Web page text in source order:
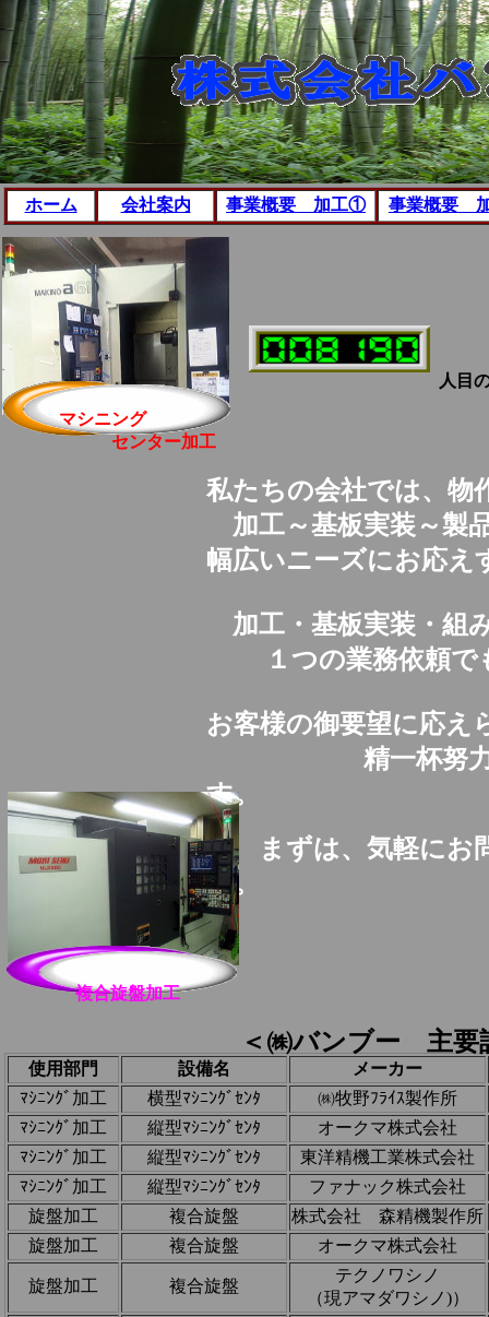
使用部門 設備名
メーカー
ﾏｼﾆﾝｸﾞ加工
横型ﾏｼﾆﾝｸﾞｾﾝﾀ
㈱牧野ﾌﾗｲｽ製作所
ﾏｼﾆﾝｸﾞ加工
縦型ﾏｼﾆﾝｸﾞｾﾝﾀ
オークマ株式会社
ﾏｼﾆﾝｸﾞ加工
縦型ﾏｼﾆﾝｸﾞｾﾝﾀ
東洋精機工業株式会社
ﾏｼﾆﾝｸﾞ加工
縦型ﾏｼﾆﾝｸﾞｾﾝﾀ
ファナック株式会社
旋盤加工
複合旋盤
株式会社 森精機製作所
旋盤加工
複合旋盤 オークマ株式会社
旋盤加工 複合旋盤
テクノワシノ
（現アマダワシノ)）
複合旋盤加工
人目
私たちの会社では、物
加工～基板実装～製
幅広いニーズにお応え
加工・基板実装・組
１つの業務依頼で
お客様の御要望に応え
精一杯努力さ
す。
まずは、気軽にお問
い。
ホーム 会社案内 事業概要 加工① 事業概要
＜㈱バンブー 主要
マシニング
センター加工